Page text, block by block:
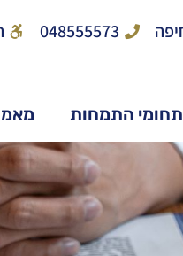
048555573
תחומי התמחות